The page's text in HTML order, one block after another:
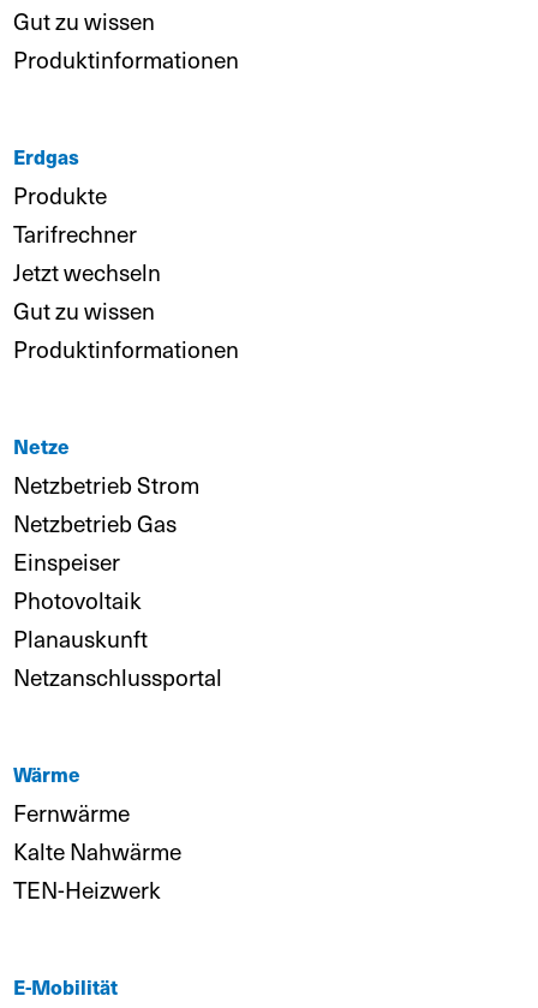
Gut zu wissen
Produktinformationen
Erdgas
Produkte
Tarifrechner
Jetzt wechseln
Gut zu wissen
Produktinformationen
Netze
Netzbetrieb Strom
Netzbetrieb Gas
Einspeiser
Photovoltaik
Planauskunft
Netzanschlussportal
Wärme
Fernwärme
Kalte Nahwärme
TEN-Heizwerk
E-Mobilität